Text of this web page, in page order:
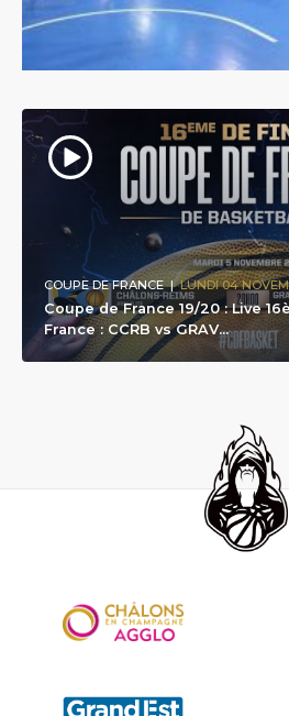
COUPE DE FRANCE|LUNDI 04
Coupe de France 19/20 : Live
France : CCRB vs GRAV...